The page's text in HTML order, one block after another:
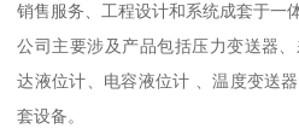
销售服务、工程设计和系统成套于一
公司主要涉及产品包括压力变送器
达液位计、电容液位计 、温度变送
套设备。